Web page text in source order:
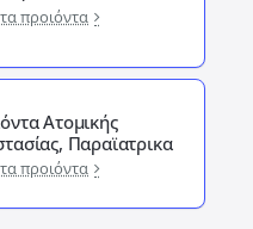
τα προιόντα
Ατομικής
Παραϊατρικα
τα προιόντα